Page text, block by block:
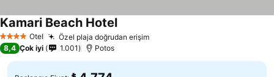
4 Yıldız Otel Özel plaja doğrudan erişim
Kamari Beach Hotel
8,4 Çok iyi 1.001 Potos